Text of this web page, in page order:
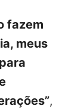
fazem
meus
,